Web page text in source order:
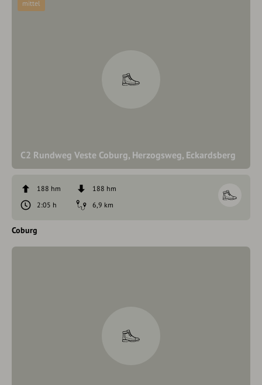
C2 Rundweg Veste Coburg, Herzogsweg, Eckardsberg
mittel
188 hm
188 hm
2:05 h
6,9 km
Coburg